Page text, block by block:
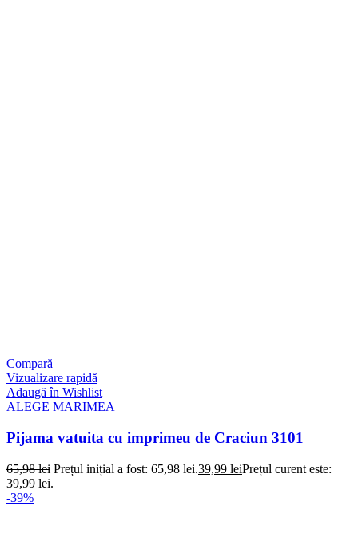
Compară
Vizualizare rapidă
Adaugă în Wishlist
ALEGE MARIMEA
Pijama vatuita cu imprimeu de Craciun 3101
65,98lei Prețul inițial a fost: 65,98 lei.39,99 leiPrețul curent este:
39,99 lei.
-39%